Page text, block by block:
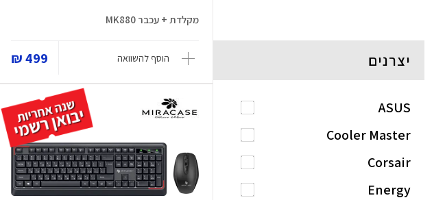
מקלדת + עכבר MK880
הוסף להשוואה 499 ₪ יצרנים
ASUS
Cooler Master
Corsair
Energy